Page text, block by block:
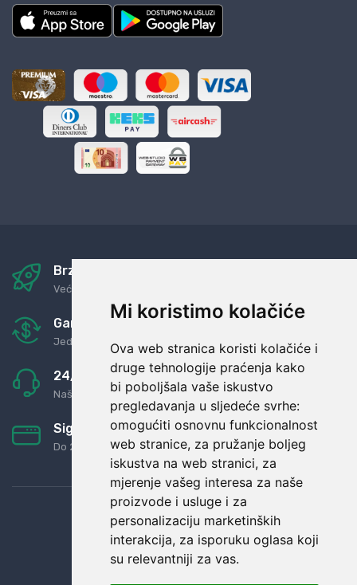
Mi koristimo kolačiće
Ova web stranica koristi kolačiće i
druge tehnologije praćenja kako
bi poboljšala vaše iskustvo
pregledavanja u sljedeće svrhe:
omogućiti osnovnu funkcionalnost
web stranice, za pružanje boljeg
iskustva na web stranici, za
mjerenje vašeg interesa za naše
proizvode i usluge i za
personalizaciju marketinških
interakcija, za isporuku oglasa koji
su relevantniji za vas.
Brza i sigurna dostava
Već za nekoliko dana kod vas
Garancija u povrat novaca
Jednostavno pravilo: Roba za novac
24/7 odlična podrška
Naši agenti uvijek na raspolaganju
Sigurno obročno plaćanje
Do 24 rata bez kamata